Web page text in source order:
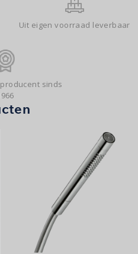
Uit eigen voorraad leverbaar
sinds